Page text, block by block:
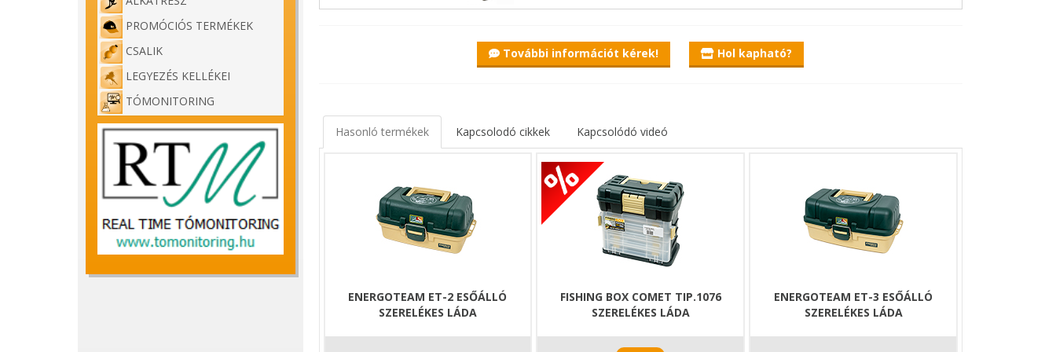
PROMÓCIÓS TERMÉKEK
CSALIK
LEGYEZÉS KELLÉKEI
TÓMONITORING
- Hozzávetőleges méretek 29 x 20 x 7,5 cm
További információt kérek! Hol kapható?
Hasonló termékek Kapcsolodó cikkek Kapcsolódó videó
ENERGOTEAM ET-2 ESŐÁLLÓ
SZERELÉKES LÁDA
FISHING BOX COMET TIP.1076
SZERELÉKES LÁDA
ENERGOTEAM ET-3 ESŐÁLLÓ
SZERELÉKES LÁDA